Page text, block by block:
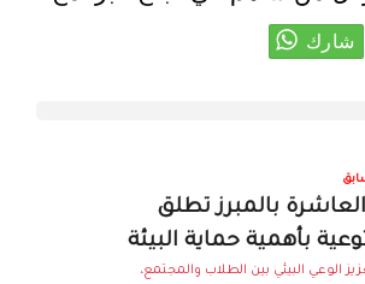
العاشرة بالمبرز تطلق
بأهمية حماية البيئة
الوعي البيئي بين الطلاب والمجتمع،